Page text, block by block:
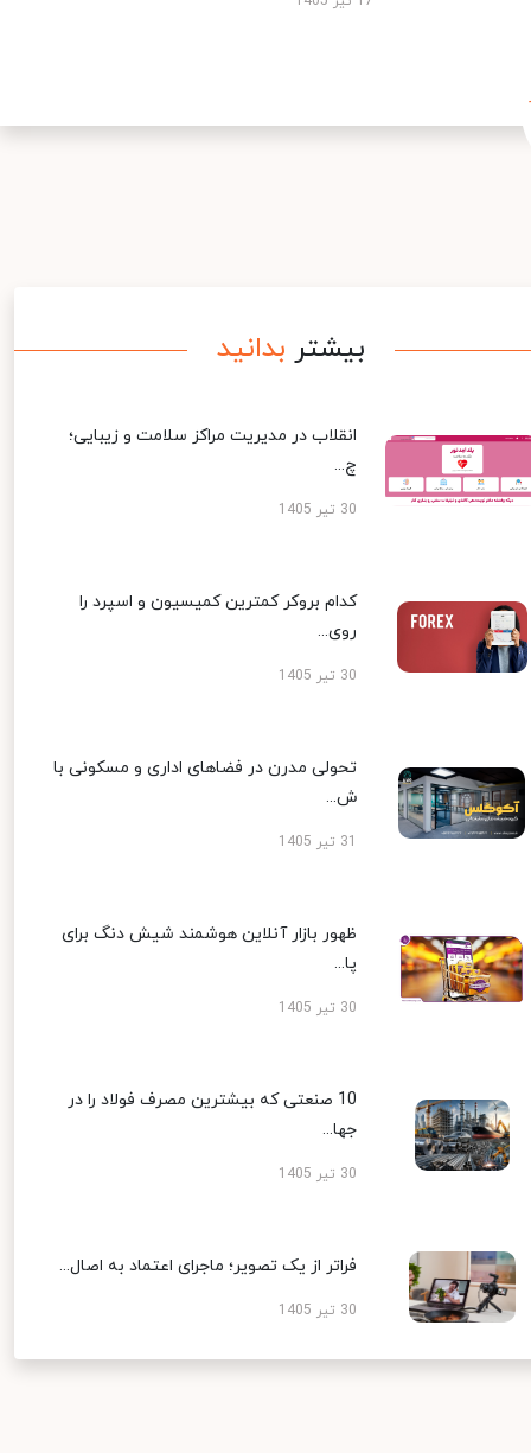
بیشتر بدانید
انقلاب در مدیریت مراکز سلامت و زیبایی؛
چ...
30 تیر 1405
کدام بروکر کمترین کمیسیون و اسپرد را
روی...
30 تیر 1405
تحولی مدرن در فضاهای اداری و مسکونی با
ش...
ظهور بازار آنلاین هوشمند شیش دنگ برای
پا...
30 تیر 1405
10 صنعتی که بیشترین مصرف فولاد را در
جها...
30 تیر 1405
فراتر از یک تصویر؛ ماجرای اعتماد به اصال...
30 تیر 1405